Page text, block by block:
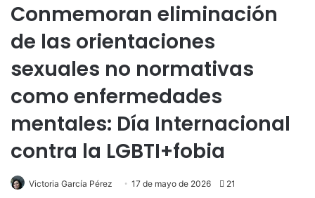
Conmemoran eliminación
de las orientaciones
sexuales no normativas
como enfermedades
mentales: Día Internacional
contra la LGBTI+fobia
Victoria García Pérez 17 de mayo de 2026 21